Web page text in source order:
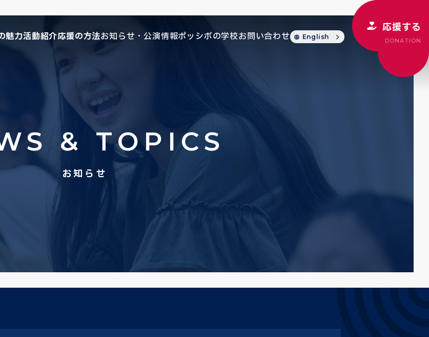
魅力活動紹介応援の方法お知らせ・公演情報ポッシボの学校お問い合わせ English
応援する
DONATION
& TOPICS
お知らせ